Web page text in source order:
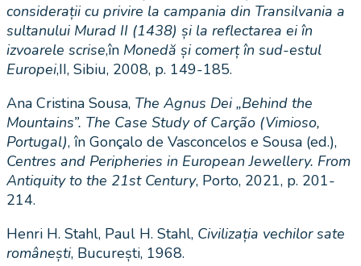
considerații cu privire la campania din Transilvania a
sultanului Murad II (1438) și la reflectarea ei în
izvoarele scrise,în Monedă și comerț în sud-estul
Europei,II, Sibiu, 2008, p. 149-185.
Ana Cristina Sousa, The Agnus Dei „Behind the
Mountains”. The Case Study of Carção (Vimioso,
Portugal), în Gonçalo de Vasconcelos e Sousa (ed.),
Centres and Peripheries in European Jewellery. From
Antiquity to the 21st Century, Porto, 2021, p. 201-
214.
Henri H. Stahl, Paul H. Stahl, Civilizația vechilor sate
românești, București, 1968.